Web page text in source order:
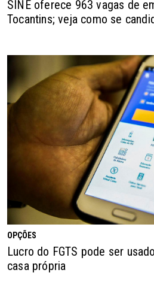
SINE oferece 963 vagas de
Tocantins; veja como se
OPÇÕES
Lucro do FGTS pode ser
casa própria